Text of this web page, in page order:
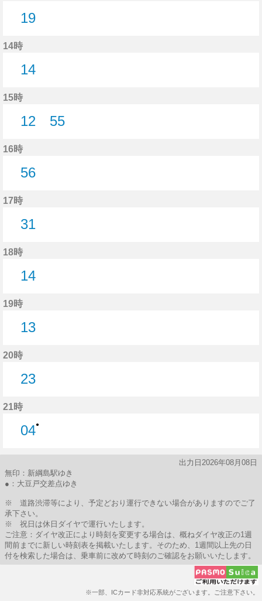
19
14時
14
15時
12
55
16時
56
17時
31
18時
14
19時
13
20時
23
21時
04●
出力日2026年08月08日
無印：新綱島駅ゆき
●：大豆戸交差点ゆき
※ 道路渋滞等により、予定どおり運行できない場合がありますのでご了
承下さい。
※ 祝日は休日ダイヤで運行いたします。
ご注意：ダイヤ改正により時刻を変更する場合は、概ねダイヤ改正の1週
間前までに新しい時刻表を掲載いたします。そのため、1週間以上先の日
付を検索した場合は、乗車前に改めて時刻のご確認をお願いいたします。
※一部、ICカード非対応系統がございます。ご注意下さい。